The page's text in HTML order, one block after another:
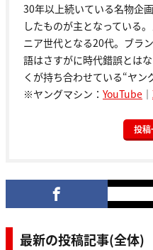
30年以上続いている名物企
したものが主となっている
ニア世代となる20代。ブラ
語はさすがに時代錯誤とは
くが持ち合わせている“ヤン
※ヤングマシン： YouTube ｜
投稿
最新の投稿記事(全体)